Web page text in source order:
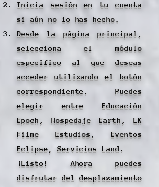
Inicia sesión en tu cuenta
si aún no lo has hecho.
Desde la página principal,
selecciona el módulo
específico al que deseas
acceder utilizando el botón
correspondiente. Puedes
elegir entre Educación
Epoch, Hospedaje Earth, LK
Filme Estudios, Eventos
Eclipse, Servicios Land.
¡Listo! Ahora puedes
disfrutar del desplazamiento